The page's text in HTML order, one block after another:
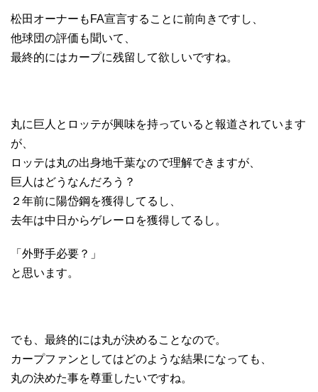
松田オーナーもFA宣言することに前向きですし、
他球団の評価も聞いて、
最終的にはカープに残留して欲しいですね。
丸に巨人とロッテが興味を持っていると報道されています
が、
ロッテは丸の出身地千葉なので理解できますが、
巨人はどうなんだろう？
２年前に陽岱鋼を獲得してるし、
去年は中日からゲレーロを獲得してるし。
「外野手必要？」
と思います。
でも、最終的には丸が決めることなので。
カープファンとしてはどのような結果になっても、
丸の決めた事を尊重したいですね。